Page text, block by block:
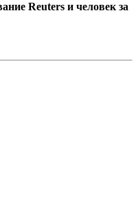
Reuters и человек за